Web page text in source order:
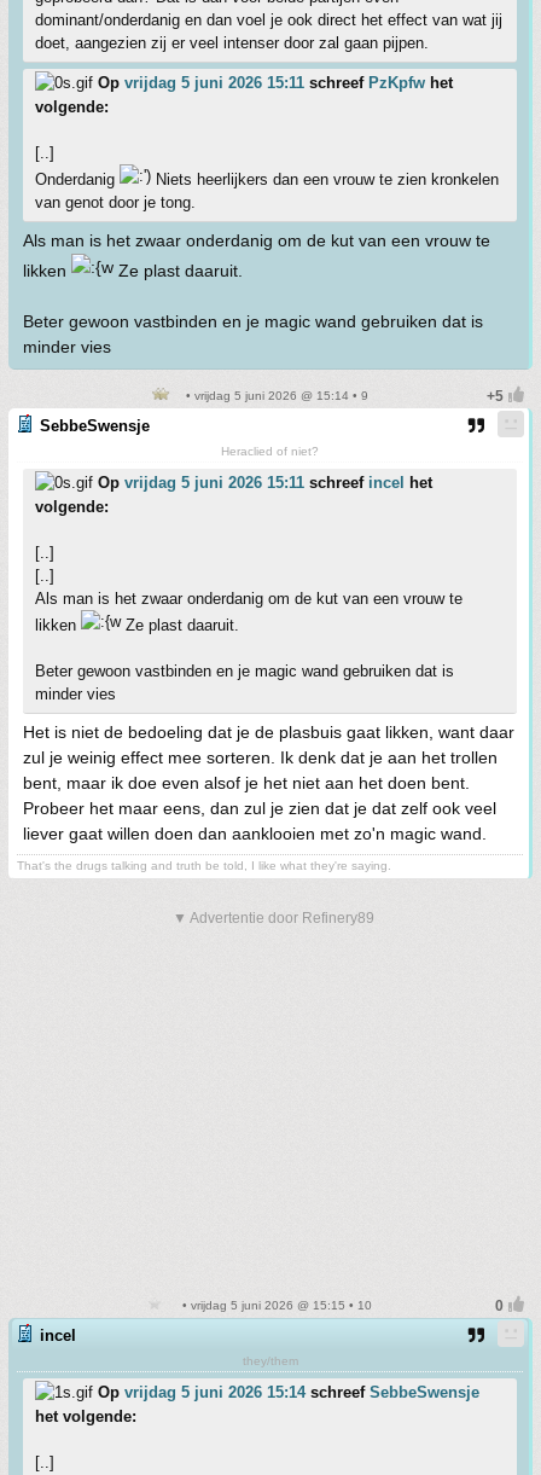
dominant/onderdanig en dan voel je ook direct het effect van wat jij
doet, aangezien zij er veel intenser door zal gaan pijpen.
Op vrijdag 5 juni 2026 15:11 schreef PzKpfw het
volgende:
[..]
Onderdanig
Niets heerlijkers dan een vrouw te zien kronkelen
van genot door je tong.
Als man is het zwaar onderdanig om de kut van een vrouw te
likken
Ze plast daaruit.
Beter gewoon vastbinden en je magic wand gebruiken dat is
minder vies
• vrijdag 5 juni 2026 @ 15:14 • 9
SebbeSwensje
Heraclied of niet?
Op vrijdag 5 juni 2026 15:11 schreef incel
het
volgende:
[..]
[..]
Als man is het zwaar onderdanig om de kut van een vrouw te
likken
Ze plast daaruit.
Beter gewoon vastbinden en je magic wand gebruiken dat is
minder vies
Het is niet de bedoeling dat je de plasbuis gaat likken, want daar
zul je weinig effect mee sorteren. Ik denk dat je aan het trollen
bent, maar ik doe even alsof je het niet aan het doen bent.
Probeer het maar eens, dan zul je zien dat je dat zelf ook veel
liever gaat willen doen dan aanklooien met zo'n magic wand.
That's the drugs talking and truth be told, I like what they're saying.
▼ Advertentie door Refinery89
• vrijdag 5 juni 2026 @ 15:15 • 10
incel
they/them
Op vrijdag 5 juni 2026 15:14schreef SebbeSwensje
het volgende:
[..]